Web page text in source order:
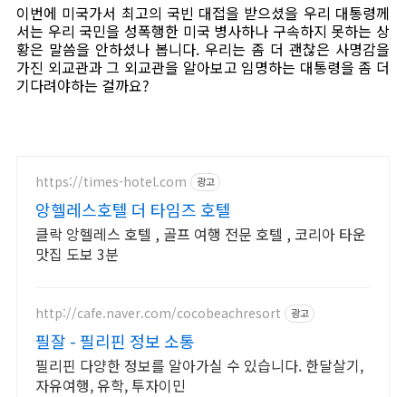
이번에 미국가서 최고의 국빈 대접을 받으셨을 우리 대통령께
서는 우리 국민을 성폭행한 미국 병사하나 구속하지 못하는 상
황은 말씀을 안하셨나 봅니다. 우리는 좀 더 괜찮은 사명감을
가진 외교관과 그 외교관을 알아보고 임명하는 대통령을 좀 더
기다려야하는 걸까요?
https://times-hotel.com 광고
앙헬레스호텔 더 타임즈 호텔
클락 앙헬레스 호텔 , 골프 여행 전문 호텔 , 코리아 타운
맛집 도보 3분
http://cafe.naver.com/cocobeachresort 광고
필잘 - 필리핀 정보 소통
필리핀 다양한 정보를 알아가실 수 있습니다. 한달살기,
자유여행, 유학, 투자이민